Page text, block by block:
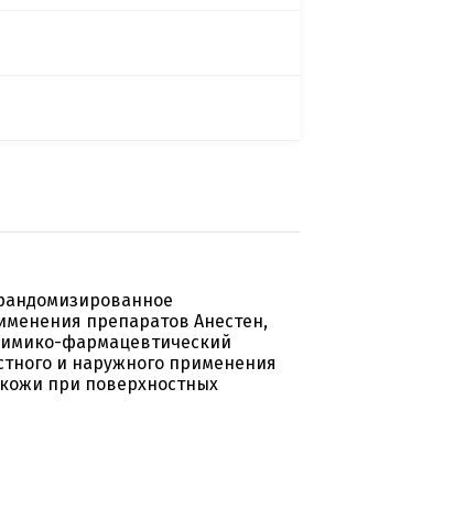
препаратов Анестен,
фармацевтический
и наружного применения
при поверхностных